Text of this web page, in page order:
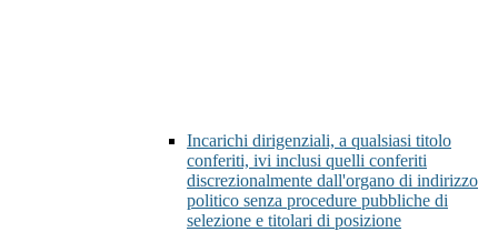
Incarichi dirigenziali, a qualsiasi titolo
conferiti, ivi inclusi quelli conferiti
discrezionalmente dall'organo di indirizzo
politico senza procedure pubbliche di
selezione e titolari di posizione